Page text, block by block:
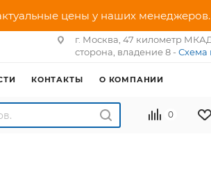
цены у наших менеджеров.
г. Москва, 47 километр
сторона, владение 8 - Схема
КОНТАКТЫ О КОМПАНИИ
0